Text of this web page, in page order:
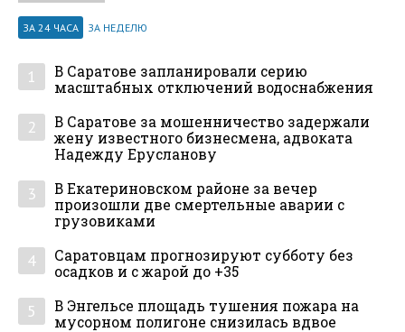
ЗА 24 ЧАСА ЗА НЕДЕЛЮ
1
В Саратове запланировали серию
масштабных отключений водоснабжения
2
В Саратове за мошенничество задержали
жену известного бизнесмена, адвоката
Надежду Ерусланову
3
В Екатериновском районе за вечер
произошли две смертельные аварии с
грузовиками
4
Саратовцам прогнозируют субботу без
осадков и с жарой до +35
5
В Энгельсе площадь тушения пожара на
мусорном полигоне снизилась вдвое